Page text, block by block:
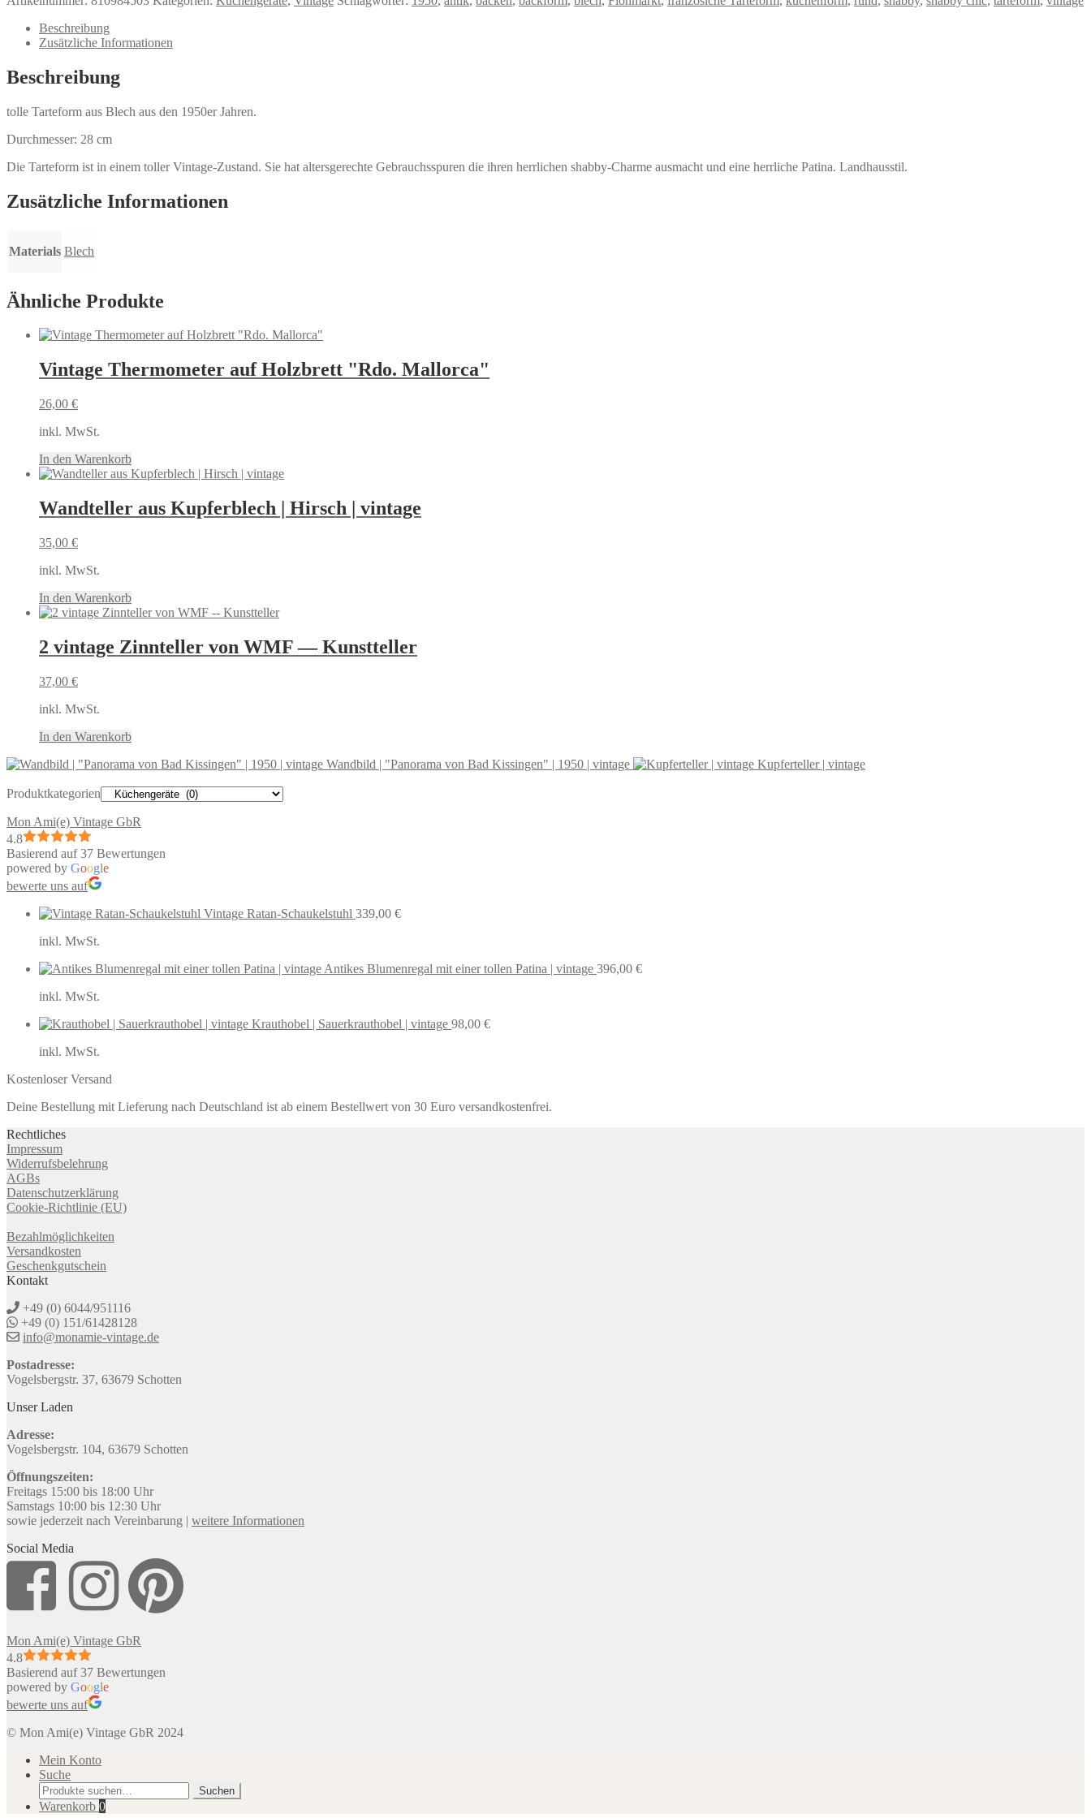
Beschreibung
Zusätzliche Informationen
Beschreibung
tolle Tarteform aus Blech aus den 1950er Jahren.
Durchmesser: 28 cm
Die Tarteform ist in einem toller Vintage-Zustand. Sie hat altersgerechte Gebrauchsspuren die ihren herrlichen shabby-Charme ausmacht und eine herrliche Patina. Landhausstil.
Zusätzliche Informationen
Materials Blech
Ähnliche Produkte
Vintage Thermometer auf Holzbrett "Rdo. Mallorca"
26,00 €
inkl. MwSt.
In den Warenkorb
Wandteller aus Kupferblech | Hirsch | vintage
35,00 €
inkl. MwSt.
In den Warenkorb
2 vintage Zinnteller von WMF — Kunstteller
37,00 €
inkl. MwSt.
In den Warenkorb
Wandbild | "Panorama von Bad Kissingen" | 1950 | vintage
Kupferteller | vintage
Produktkategorien
Mon Ami(e) Vintage GbR
4.8
Basierend auf 37 Bewertungen
powered by Google
bewerte uns auf
Vintage Ratan-Schaukelstuhl 339,00 €
inkl. MwSt.
Antikes Blumenregal mit einer tollen Patina | vintage 396,00 €
inkl. MwSt.
Krauthobel | Sauerkrauthobel | vintage 98,00 €
inkl. MwSt.
Kostenloser Versand
Deine Bestellung mit Lieferung nach Deutschland ist ab einem Bestellwert von 30 Euro versandkostenfrei.
Rechtliches
Impressum
Widerrufsbelehrung
AGBs
Datenschutzerklärung
Cookie-Richtlinie (EU)
Bezahlmöglichkeiten
Versandkosten
Geschenkgutschein
Kontakt
+49 (0) 6044/951116
+49 (0) 151/61428128
info@monamie-vintage.de
Postadresse:
Vogelsbergstr. 37, 63679 Schotten
Unser Laden
Adresse:
Vogelsbergstr. 104, 63679 Schotten
Öffnungszeiten:
Freitags 15:00 bis 18:00 Uhr
Samstags 10:00 bis 12:30 Uhr
sowie jederzeit nach Vereinbarung | weitere Informationen
Social Media
Mon Ami(e) Vintage GbR
4.8
Basierend auf 37 Bewertungen
powered by Google
bewerte uns auf
© Mon Ami(e) Vintage GbR 2024
Mein Konto
Suche
Suche
nach:
Suchen
Warenkorb 0